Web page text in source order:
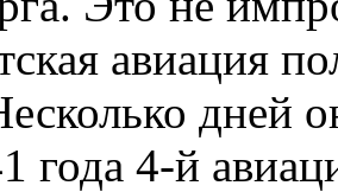
авиация
дней
года 4-й